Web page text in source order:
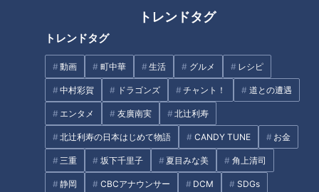
トレンドタグ
トレンドタグ
動画 町中華 生活 グルメ レシピ
中村彩賀 ドラゴンズ チャント！ 道との遭遇
エンタメ 友廣南実 北辻利寿
北辻利寿の日本はじめて物語 CANDY TUNE お金
三重 坂下千里子 夏目みな美 角上清司
静岡 CBCアナウンサー DCM SDGs
宮部「譲り受けるだけでも大変なことですけども、維持、管
理、そしてお披露目ということなんですね」
修復までの5年間の苦労は想像以上のものでしょう。
石川さんの強い思い